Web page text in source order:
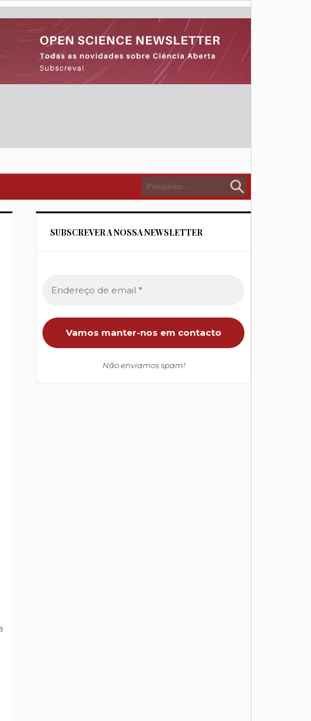
SUBSCREVER A NOSSA NEWSLETTER
Não enviamos spam!